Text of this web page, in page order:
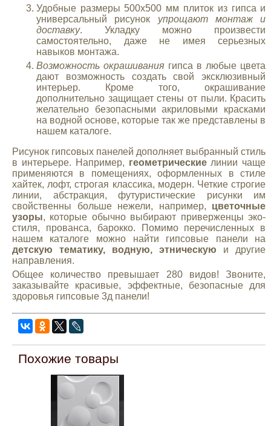
Удобные размеры 500х500 мм плиток из гипса и
универсальный рисунок упрощают монтаж и
доставку. Укладку можно произвести
самостоятельно, даже не имея серьезных
навыков монтажа.
Возможность окрашивания гипса в любые цвета
дают возможность создать свой эксклюзивный
интерьер. Кроме того, окрашивание
дополнительно защищает стены от пыли. Красить
желательно безопасными акриловыми красками
на водной основе, которые так же представлены в
нашем каталоге.
Рисунок гипсовых панелей дополняет выбранный стиль
в интерьере. Например, геометрическиелинии чаще
применяются в помещениях, оформленных в стиле
хайтек, лофт, строгая классика, модерн. Четкие строгие
линии, абстракция, футуристические рисунки им
свойственны больше нежели, например, цветочные
узоры, которые обычно выбирают приверженцы эко-
стиля, прованса, барокко. Помимо перечисленных в
нашем каталоге можно найти гипсовые панели на
детскую тематику, водную, этническую и другие
направления.
Общее количество превышает 280 видов! Звоните,
заказывайте красивые, эффектные, безопасные для
здоровья гипсовые 3д панели!
Похожие товары